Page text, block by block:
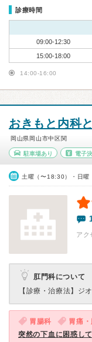
診療時間
09:00-12:30
15:00-18:00
14:00-16:00
おきもと内科
岡山県岡山市中区関
駐車場あり 電子
土曜（〜18:30）・日曜
ア
肛門科について
【診療・治療法】 ジ
胃腸科 胃痛
突然の下血に困惑し